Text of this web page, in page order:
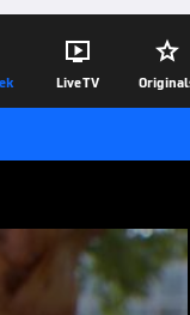

Live TV

getan"